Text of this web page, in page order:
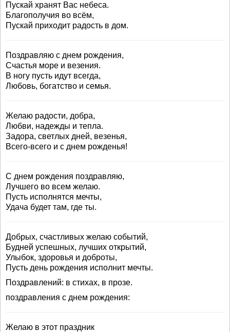
Пускай хранят Вас небеса.
Благополучия во всём,
Пускай приходит радость в дом.
Поздравляю с днем рождения,
Счастья море и везения.
В ногу пусть идут всегда,
Любовь, богатство и семья.
Желаю радости, добра,
Любви, надежды и тепла.
Задора, светлых дней, везенья,
Всего-всего и с днем рожденья!
С днем рождения поздравляю,
Лучшего во всем желаю.
Пусть исполнятся мечты,
Удача будет там, где ты.
Добрых, счастливых желаю событий,
Будней успешных, лучших открытий,
Улыбок, здоровья и доброты,
Пусть день рождения исполнит мечты.
Поздравлений: в стихах, в прозе.
поздравления с днем рождения:
Желаю в этот праздник